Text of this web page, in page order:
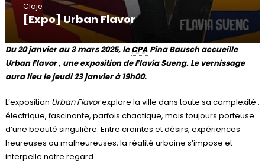
Claje
[Expo] Urban Flavor
Du 20 janvier au 3 mars 2025, leCPAPina Bausch accueille
Urban Flavor , une exposition de Flavia Sueng. Le vernissage
aura lieu le jeudi 23 janvier à 19h00.
L’exposition Urban Flavorexplore la ville dans toute sa complexité :
électrique, fascinante, parfois chaotique, mais toujours porteuse
d’une beauté singulière. Entre craintes et désirs, expériences
heureuses ou malheureuses, la réalité urbaine s’impose et
interpelle notre regard.